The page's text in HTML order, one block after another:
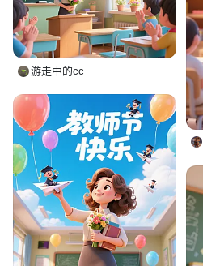
游走中的cc